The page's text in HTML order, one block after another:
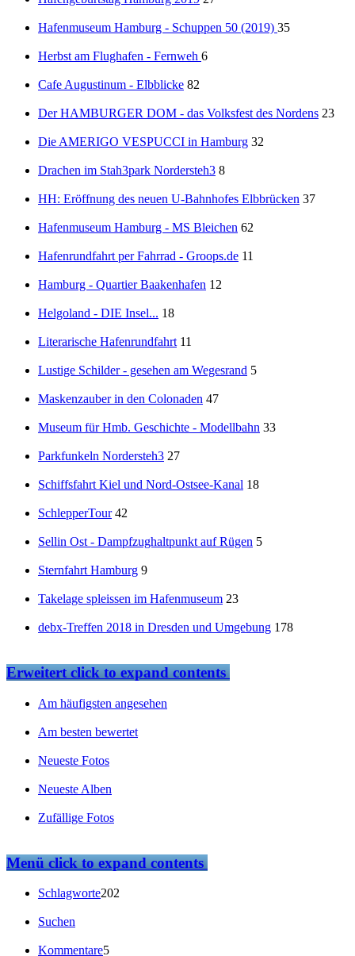
Hafenmuseum Hamburg - Schuppen 50 (2019) 35
Herbst am Flughafen - Fernweh 6
Cafe Augustinum - Elbblicke 82
Der HAMBURGER DOM - das Volksfest des Nordens 23
Die AMERIGO VESPUCCI in Hamburg 32
Drachen im Stah3park Nordersteh3 8
HH: Eröffnung des neuen U-Bahnhofes Elbbrücken 37
Hafenmuseum Hamburg - MS Bleichen 62
Hafenrundfahrt per Fahrrad - Groops.de 11
Hamburg - Quartier Baakenhafen 12
Helgoland - DIE Insel... 18
Literarische Hafenrundfahrt 11
Lustige Schilder - gesehen am Wegesrand 5
Maskenzauber in den Colonaden 47
Museum für Hmb. Geschichte - Modellbahn 33
Parkfunkeln Nordersteh3 27
Schiffsfahrt Kiel und Nord-Ostsee-Kanal 18
SchlepperTour 42
Sellin Ost - Dampfzughaltpunkt auf Rügen 5
Sternfahrt Hamburg 9
Takelage spleissen im Hafenmuseum 23
debx-Treffen 2018 in Dresden und Umgebung 178
Erweitertclick to expand contents
Am häufigsten angesehen
Am besten bewertet
Neueste Fotos
Neueste Alben
Zufällige Fotos
Menüclick to expand contents
Schlagworte202
Suchen
Kommentare5